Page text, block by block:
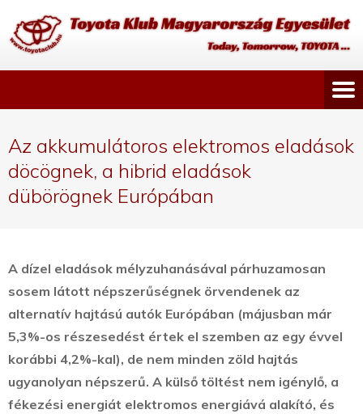
Az akkumulátoros elektromos eladások
döcögnek, a hibrid eladások
dübörögnek Európában
A dízel eladások mélyzuhanásával párhuzamosan
sosem látott népszerűségnek örvendenek az
alternatív hajtású autók Európában (májusban már
5,3%-os részesedést értek el szemben az egy évvel
korábbi 4,2%-kal), de nem minden zöld hajtás
ugyanolyan népszerű. A külső töltést nem igénylő, a
fékezési energiát elektromos energiává alakító, és